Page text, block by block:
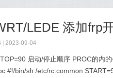
LEDE 添加frp
| 2023-09-04
启动/停止顺序 PROC的内
#!/bin/sh /etc/rc.common